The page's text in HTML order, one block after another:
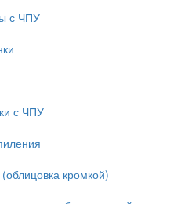
с ЧПУ
с ЧПУ
кромкой)